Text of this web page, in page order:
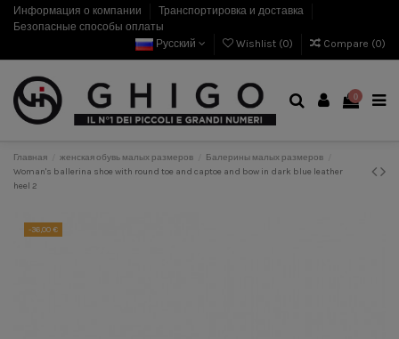
Информация о компании
Транспортировка и доставка
Безопасные способы оплаты
Русский
Wishlist (0) Compare (0)
0
Главная женская обувь малых размеров
Балерины малых размеров
Woman's ballerina shoe with round toe and captoe and bow in dark blue leather
heel 2
-36,00 €